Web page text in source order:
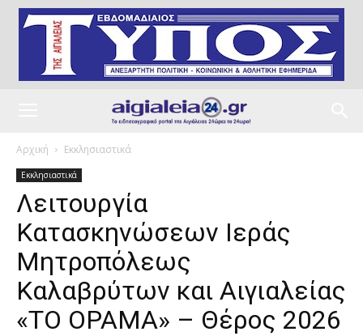
Αρχική Εκκλησιαστικά
Εκκλησιαστικά
Λειτουργία
Κατασκηνώσεων Ιεράς
Μητροπόλεως
Καλαβρύτων και Αιγιαλείας
«ΤΟ ΟΡΑΜΑ» – Θέρος 2026